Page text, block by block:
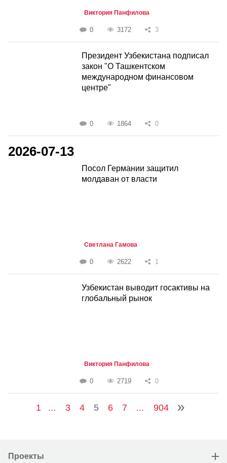
Виктория Панфилова
0 3172 3
Президент Узбекистана подписал
закон "О Ташкентском
международном финансовом
центре"
0 1864 0
2026-07-13
Посол Германии защитил
молдаван от власти
Светлана Гамова
0 2622 1
Узбекистан выводит госактивы на
глобальный рынок
Виктория Панфилова
0 2719 0
1 ... 3 4 5 6 7 ... 904
Проекты